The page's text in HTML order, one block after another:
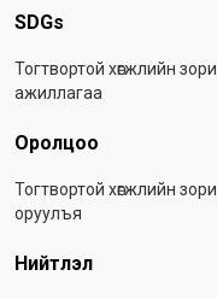
SDGs
Тогтвортой хөгжлийн
ажиллагаа
Оролцоо
Тогтвортой хөгжлийн
оруулъя
Нийтлэл